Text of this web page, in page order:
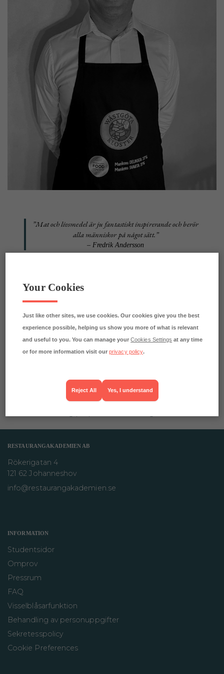
”Mat och livsmedel är ju fantastiskt inspirerande och berör
alla människor på något sätt.”
– Fredrik Andersson
Fredrik Andersson är utbildad vid Sveriges
Lantbruksuniversitet och har tidigare arbetat vid
Arla Forskning och Utveckling. Idag är han
ostmästare på Götenemejeriet och på
Restaurangakademien föreläser han om
Under Fredriks föreläsningar förmedlar han
sätt med inslag av humor.
Aktuell på Restaurangakademien med:
RESTAURANGAKADEMIEN AB
Rökerigatan 4
121 62 Johanneshov
info@restaurangakademien.se
INFORMATION
Studentsidor
Omprov
Pressrum
FAQ
Visselblåsarfunktion
Behandling av personuppgifter
Sekretesspolicy
Cookie Preferences
Your Cookies
Just like other sites, we use cookies. Our cookies give you the best
experience possible, helping us show you more of what is relevant
and useful to you. You can manage yourCookies Settings at any time
or for more information visit ourprivacy policy.
Yes, I understand
Reject All